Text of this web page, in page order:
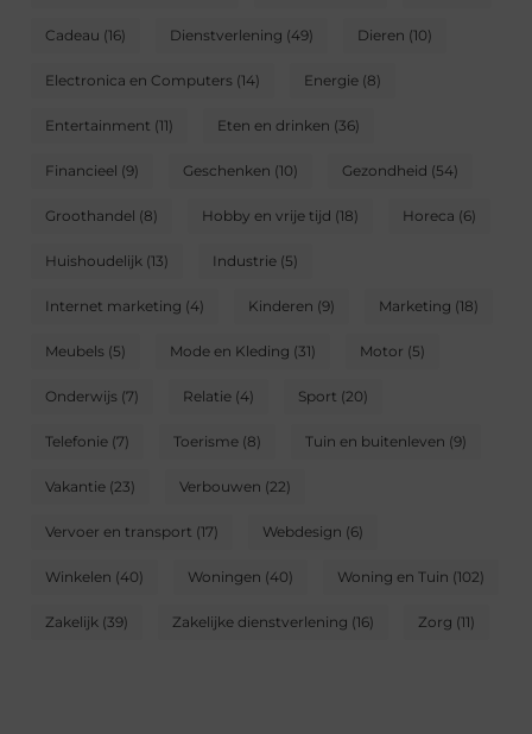
Cadeau (16) Dienstverlening (49) Dieren (10)
Electronica en Computers (14) Energie (8)
Entertainment (11) Eten en drinken (36)
Financieel (9) Geschenken (10) Gezondheid (54)
Groothandel (8) Hobby en vrije tijd (18) Horeca (6)
Huishoudelijk (13) Industrie (5)
Internet marketing (4) Kinderen (9) Marketing (18)
Meubels (5) Mode en Kleding (31) Motor (5)
Onderwijs (7) Relatie (4) Sport (20)
Telefonie (7) Toerisme (8) Tuin en buitenleven (9)
Vakantie (23) Verbouwen (22)
Vervoer en transport (17) Webdesign (6)
Winkelen (40) Woningen (40) Woning en Tuin (102)
Zakelijk (39) Zakelijke dienstverlening (16) Zorg (11)